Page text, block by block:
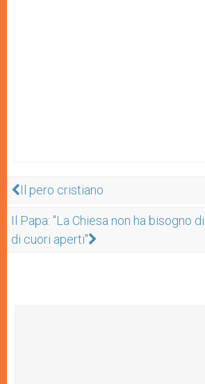
Il pero cristiano
Il Papa: "La Chiesa non ha bisogno
di cuori aperti"